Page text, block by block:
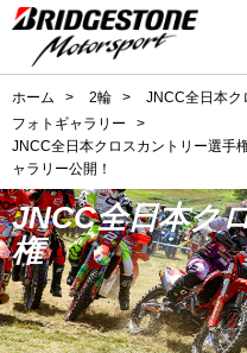
ホーム > 2輪 > JNCC全日本ク
フォトギャラリー
>
JNCC全日本クロスカントリー選
ャラリー公開！
JNCC全日本ク
権